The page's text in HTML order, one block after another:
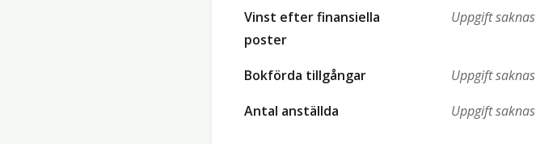
Vinst efter finansiella
poster
Uppgift saknas
Bokförda tillgångar
Uppgift saknas
Antal anställda
Uppgift saknas